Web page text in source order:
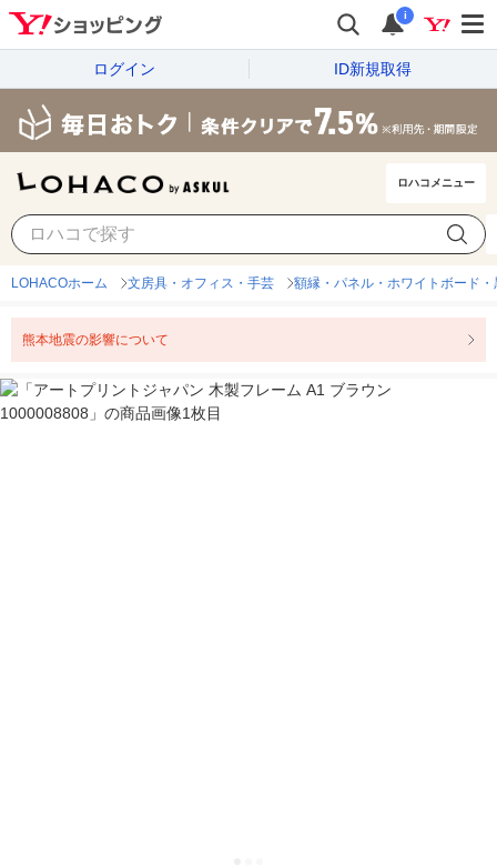
i
ログイン ID新規取得
ロハコメニュー
LOHACOホーム 文房具・オフィス・手芸 額縁・パネル・ホワイトボード・
熊本地震の影響について